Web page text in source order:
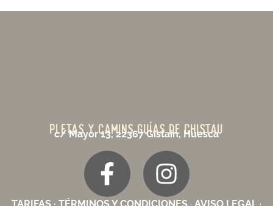
PLETAS Y CAMINS GUÍAS DE CHISTAU
c/ Mayor 13, 22367 Gistaín, Huesca